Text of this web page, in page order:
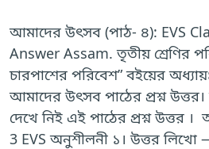
আমাদের উৎসব (পাঠ- ৪): EVS
Answer Assam. তৃতীয় শ্রেণির
চারপাশের পরিবেশ” বইয়ের
আমাদের উৎসব পাঠের প্রশ্ন উত্তর।
দেখে নিই এই পাঠের প্রশ্ন উত্তর
3 EVS অনুশীলনী ১। উত্তর